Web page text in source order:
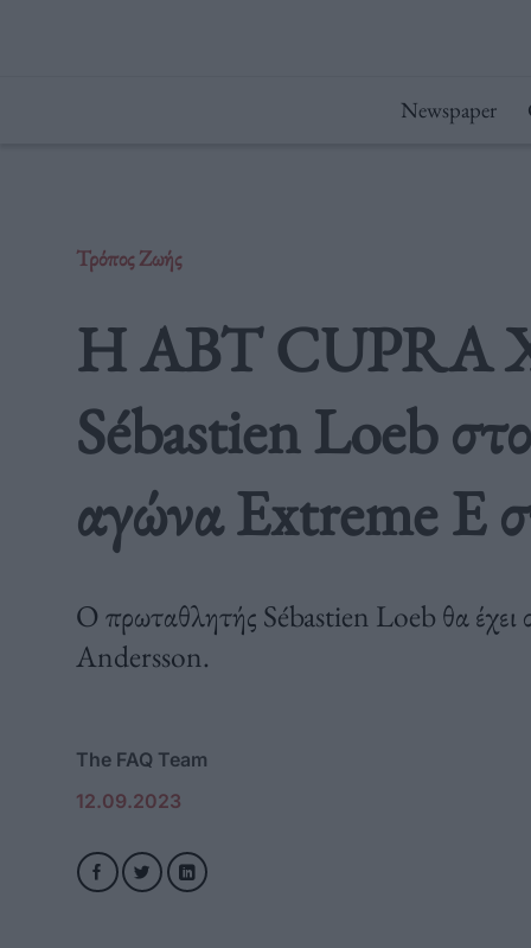
Newspaper
Τρόπος Ζωής
Η ABT CUPRA
Sébastien Loeb
αγώνα Extreme E
O πρωταθλητής Sébastien Loeb θα έχει
Andersson.
The FAQ Team
12.09.2023